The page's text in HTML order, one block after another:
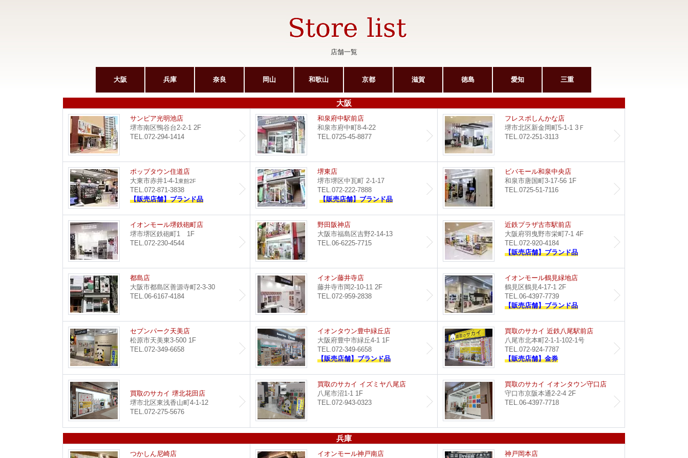
店舗一覧
大阪 兵庫 奈良 岡山 和歌山 京都 滋賀 徳島 愛知 三重
大阪
サンピア光明池店
堺市南区鴨谷台2-2-1 2F
TEL.072-294-1414
サンピア光明池店
和泉府中駅前店
和泉市府中町8-4-22
TEL.0725-45-8877
和泉府中駅前店
フレスポしんかな店
堺市北区新金岡町5-1-1 3Ｆ
TEL.072-251-3113
ポップタウン住道店
大東市赤井1-4-1東館2F
TEL.072-871-3838
【販売店舗】ブランド品
ポップタウン住道店
堺東店
堺市堺区中瓦町 2-1-17
TEL.072-222-7888
【販売店舗】ブランド品
堺東店
ビバモール和泉中央店
和泉市唐国町3-17-56 1F
TEL.0725-51-7116
イオンモール堺鉄砲町店
堺市堺区鉄砲町1 1F
TEL.072-230-4544
イオンモール堺鉄砲町店
野田阪神店
大阪市福島区吉野2-14-13
TEL.06-6225-7715
野田阪神店
近鉄プラザ古市駅前店
大阪府羽曳野市栄町7-1 4F
TEL.072-920-4184
【販売店舗】ブランド品
都島店
大阪市都島区善源寺町2-3-30
TEL.06-6167-4184
都島店
イオン藤井寺店
藤井寺市岡2-10-11 2F
TEL.072-959-2838
イオン藤井寺店
イオンモール鶴見緑地店
鶴見区鶴見4-17-1 2F
TEL.06-4397-7739
【販売店舗】ブランド品
セブンパーク天美店
松原市天美東3-500 1F
TEL.072-349-6658
セブンパーク天美店
イオンタウン豊中緑丘店
大阪府豊中市緑丘4-1 1F
TEL.072-349-6658
【販売店舗】ブランド品
Dream イオンタウン豊中緑丘店
買取のサカイ 近鉄八尾駅前店
八尾市北本町2-1-1-102-1号
TEL.072-924-7787
【販売店舗】金券
買取のサカイ 堺北花田店
堺市北区東浅香山町4-1-12
TEL.072-275-5676
買取のサカイ 堺北花田店
買取のサカイ イズミヤ八尾店
八尾市沼1-1 1F
TEL.072-943-0323
買取のサカイ イズミヤ八尾店
買取のサカイ イオンタウン守口店
守口市京阪本通2-2-4 2F
TEL.06-4397-7718
兵庫
つかしん尼崎店
つかしん尼崎店
イオンモール神戸南店
イオンモール神戸南店
神戸岡本店